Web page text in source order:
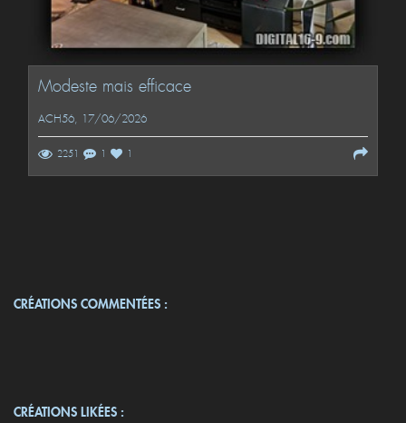
Modeste mais efficace
ACH56, 17/06/2026
2251 1 1
CRÉATIONS COMMENTÉES :
CRÉATIONS LIKÉES :